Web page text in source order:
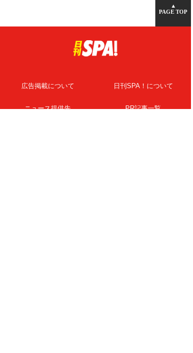
▲
PAGE TOP
広告掲載について 日刊SPA！について
ニュース提供先 PR記事一覧